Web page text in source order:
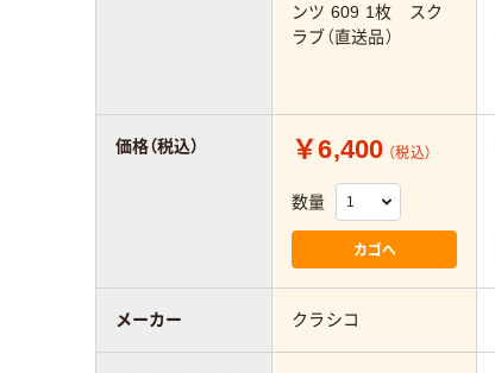
ンツ 609 1枚 スク
ラブ（直送品）
価格（税込） ￥6,400 （税込）
数量
カゴへ
メーカー クラシコ